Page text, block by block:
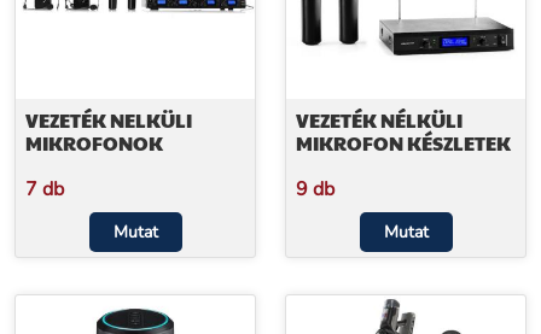
VEZETÉK NELKÜLI
MIKROFONOK
7 db
Mutat
VEZETÉK NÉLKÜLI
MIKROFON KÉSZLETEK
9 db
Mutat